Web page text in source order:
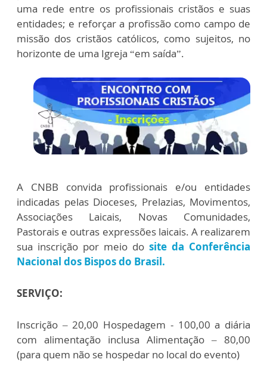
uma rede entre os profissionais cristãos e suas
entidades; e reforçar a profissão como campo de
missão dos cristãos católicos, como sujeitos, no
horizonte de uma Igreja “em saída”.
A CNBB convida profissionais e/ou entidades
indicadas pelas Dioceses, Prelazias, Movimentos,
Associações Laicais, Novas Comunidades,
Pastorais e outras expressões laicais. A realizarem
sua inscrição por meio do site da Conferência
Nacional dos Bispos do Brasil.
SERVIÇO:
Inscrição – 20,00 Hospedagem - 100,00 a diária
com alimentação inclusa Alimentação – 80,00
(para quem não se hospedar no local do evento)